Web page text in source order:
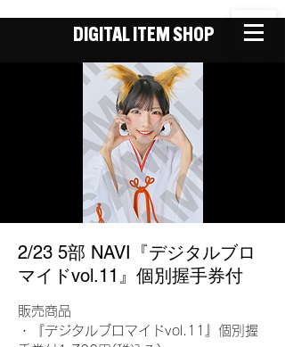
DIGITAL ITEM SHOP
2/23 5部 NAVI『デジタルブロ
マイドvol.11』個別握手券付
販売商品
・『デジタルブロマイドvol.11』個別握